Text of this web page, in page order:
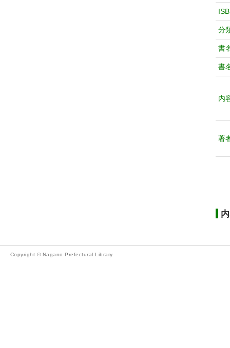
分
書
書
内
著
Copyright © Nagano Prefectural Library